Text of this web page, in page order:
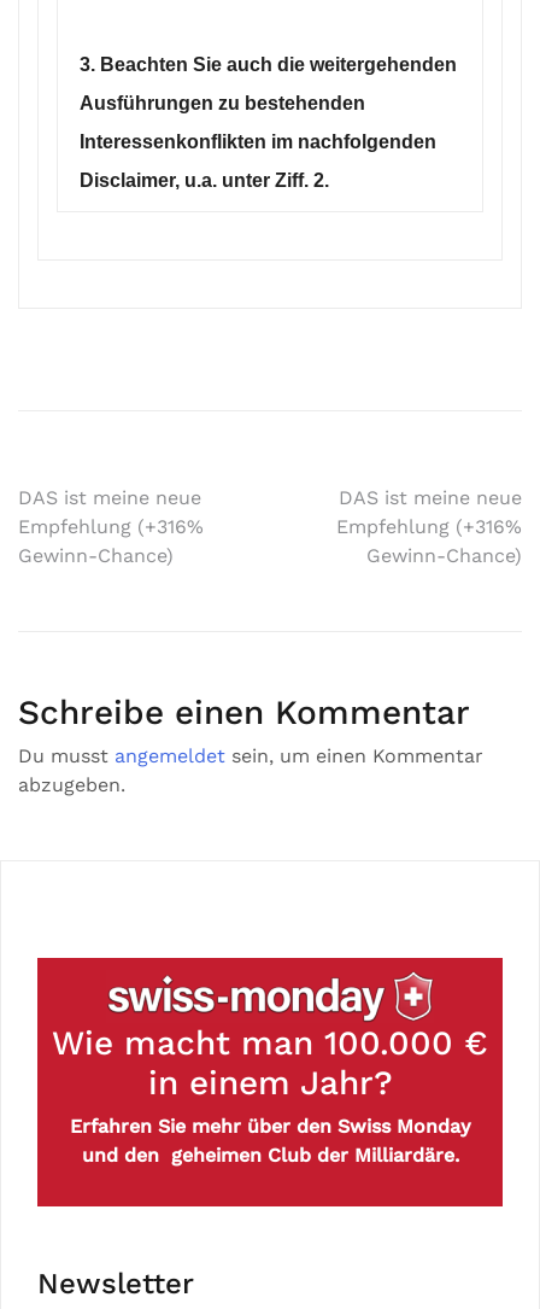
3. Beachten Sie auch die weitergehenden
Ausführungen zu bestehenden
Interessenkonflikten im nachfolgenden
Disclaimer, u.a. unter Ziff. 2.
DAS ist meine neue
Empfehlung (+316%
Gewinn-Chance)
DAS ist meine neue
Empfehlung (+316%
Gewinn-Chance)
Schreibe einen Kommentar
Du musst angemeldet sein, um einen Kommentar
abzugeben.
Wie macht man 100.000 €
in einem Jahr?
Erfahren Sie mehr über den Swiss Monday
und den geheimen Club der Milliardäre.
Newsletter